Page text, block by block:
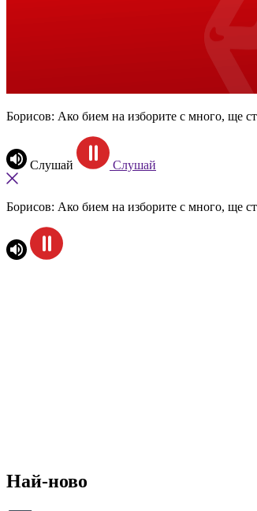
Борисов: Ако бием на изборите с много, ще
Слушай Слушай
Борисов: Ако бием на изборите с много, ще
Най-ново